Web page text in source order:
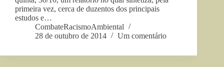
primeira vez, cerca de duzentos dos principais
estudos e…
CombateRacismoAmbiental
28 de outubro de 2014
Um comentário